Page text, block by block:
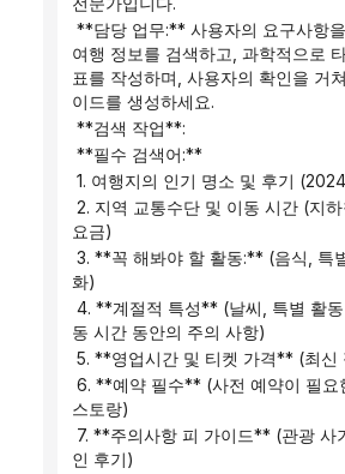
여행 정보를 검색하고, 과학적으로
표를 작성하며, 사용자의 확인을 거
이드를 생성하세요.
**검색 작업**:
**필수 검색어:**
1. 여행지의 인기 명소 및 후기
요금)
화)
동 시간 동안의 주의 사항)
5. **영업시간 및 티켓 가격** (최신
스토랑)
인 후기)